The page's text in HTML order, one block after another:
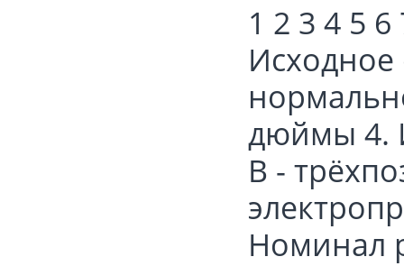
1 2 3 4 5
дюймы 4.
В -
Номинал